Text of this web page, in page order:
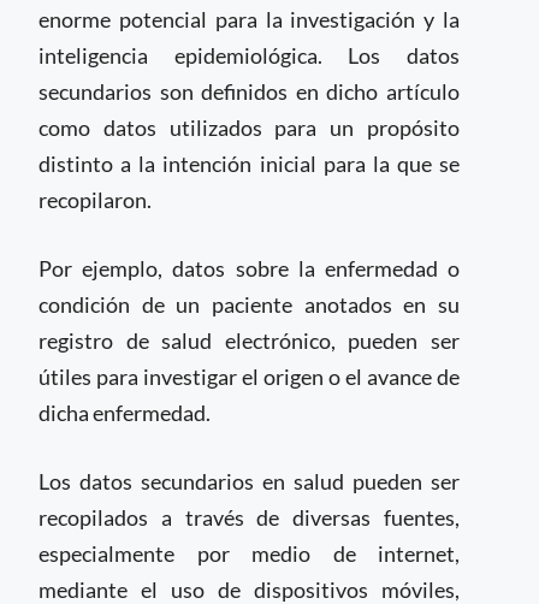
enorme potencial para la investigación y la
inteligencia epidemiológica. Los datos
secundarios son definidos en dicho artículo
como datos utilizados para un propósito
distinto a la intención inicial para la que se
recopilaron.
Por ejemplo, datos sobre la enfermedad o
condición de un paciente anotados en su
registro de salud electrónico, pueden ser
útiles para investigar el origen o el avance de
dicha enfermedad.
Los datos secundarios en salud pueden ser
recopilados a través de diversas fuentes,
especialmente por medio de internet,
mediante el uso de dispositivos móviles,